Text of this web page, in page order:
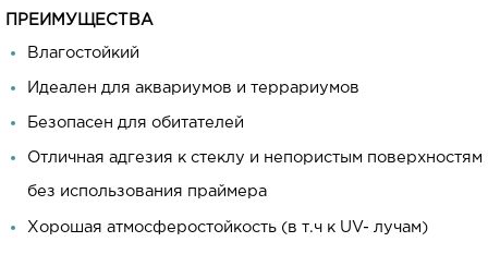
ПРЕИМУЩЕСТВА
Влагостойкий
Идеален для аквариумов и террариумов
Безопасен для обитателей
Отличная адгезия к стеклу и непористым поверхностям
без использования праймера
Хорошая атмосферостойкость (в т.ч к UV- лучам)